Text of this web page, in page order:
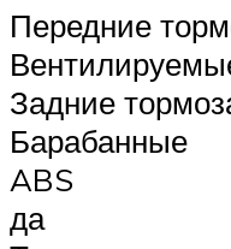
Передние
Задние
Барабанные
ABS
да